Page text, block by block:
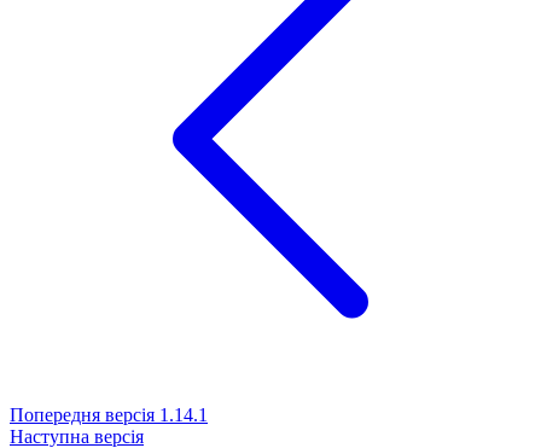
Попередня версія 1.14.1
Наступна версія